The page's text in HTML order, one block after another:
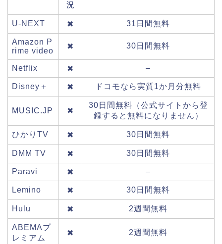
況
U-NEXT ✖ 31日間無料
Amazon P
rime video
✖ 30日間無料
Netflix ✖ –
Disney＋ ✖ ドコモなら実質1か月分無料
MUSIC.JP ✖
30日間無料（公式サイトから登
録すると無料になりません）
ひかりTV ✖ 30日間無料
DMM TV ✖ 30日間無料
Paravi ✖ –
Lemino ✖ 30日間無料
Hulu ✖ 2週間無料
ABEMAプ
レミアム
✖ 2週間無料